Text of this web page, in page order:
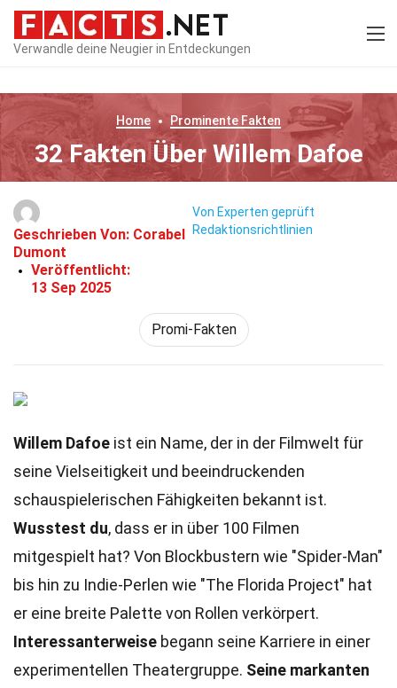
Verwandle deine Neugier in Entdeckungen
Home Prominente Fakten
32 Fakten Über Willem Dafoe
Geschrieben Von: Corabel
Dumont
Veröffentlicht:
13 Sep 2025
Von Experten geprüft
Redaktionsrichtlinien
Promi-Fakten
Willem Dafoe ist ein Name, der in der Filmwelt für
seine Vielseitigkeit und beeindruckenden
schauspielerischen Fähigkeiten bekannt ist.
Wusstest du, dass er in über 100 Filmen
mitgespielt hat? Von Blockbustern wie "Spider-Man"
bis hin zu Indie-Perlen wie "The Florida Project" hat
er eine breite Palette von Rollen verkörpert.
Interessanterweise begann seine Karriere in einer
experimentellen Theatergruppe. Seine markanten